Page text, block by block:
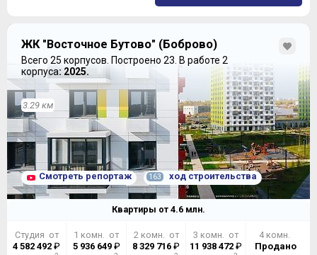
ЖК "Восточное Бутово" (Боброво)
Всего 25 корпусов. Построено 23. В работе 2
корпуса: 2025.
3.29 км
Смотреть репортаж 163 ход строительства
Квартиры от 4.6 млн.
Студия от
4 582 492 ₽
1 комн. от
5 936 649₽
2 комн. от
8 329 716 ₽
3 комн. от
11 938 472 ₽
4 комн.
Продано